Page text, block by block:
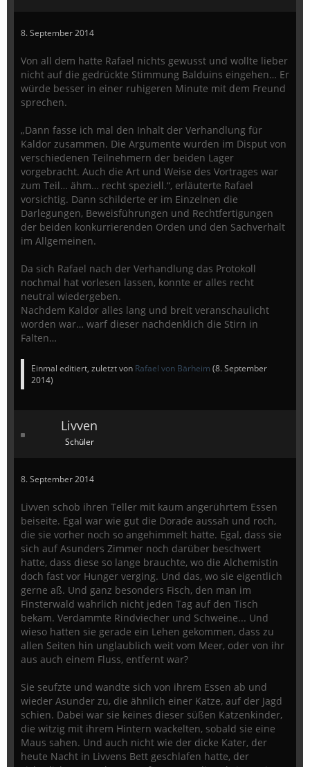
8. September 2014
Von all dem hatte Rafael nichts gewusst und wollte lieber
nicht auf die gedrückte Stimmung Balduins eingehen… Er
würde besser in einer ruhigeren Minute mit dem Freund
sprechen.
„Dann fasse ich mal den Inhalt der Verhandlung für
Kaldor zusammen. Die Argumente wurden im Disput von
verschiedenen Teilnehmern der beiden Lager
vorgebracht. Auch die Art und Weise des Vortrages war
zum Teil… ähm… recht speziell.“, erläuterte Rafael
vorsichtig. Dann schilderte er im Einzelnen die
Darlegungen, Beweisführungen und Rechtfertigungen
der beiden konkurrierenden Orden und den Sachverhalt
im Allgemeinen.
Da sich Rafael nach der Verhandlung das Protokoll
nochmal hat vorlesen lassen, konnte er alles recht
neutral wiedergeben.
Nachdem Kaldor alles lang und breit veranschaulicht
worden war… warf dieser nachdenklich die Stirn in
Falten…
Einmal editiert, zuletzt von Rafael von Bärheim (8. September
2014)
Livven
Schüler
8. September 2014
Livven schob ihren Teller mit kaum angerührtem Essen
beiseite. Egal war wie gut die Dorade aussah und roch,
die sie vorher noch so angehimmelt hatte. Egal, dass sie
sich auf Asunders Zimmer noch darüber beschwert
hatte, dass diese so lange brauchte, wo die Alchemistin
doch fast vor Hunger verging. Und das, wo sie eigentlich
gerne aß. Und ganz besonders Fisch, den man im
Finsterwald wahrlich nicht jeden Tag auf den Tisch
bekam. Verdammte Rindviecher und Schweine... Und
wieso hatten sie gerade ein Lehen gekommen, dass zu
allen Seiten hin unglaublich weit vom Meer, oder von ihr
aus auch einem Fluss, entfernt war?
Sie seufzte und wandte sich von ihrem Essen ab und
wieder Asunder zu, die ähnlich einer Katze, auf der Jagd
schien. Dabei war sie keines dieser süßen Katzenkinder,
die witzig mit ihrem Hintern wackelten, sobald sie eine
Maus sahen. Und auch nicht wie der dicke Kater, der
heute Nacht in Livvens Bett geschlafen hatte, der